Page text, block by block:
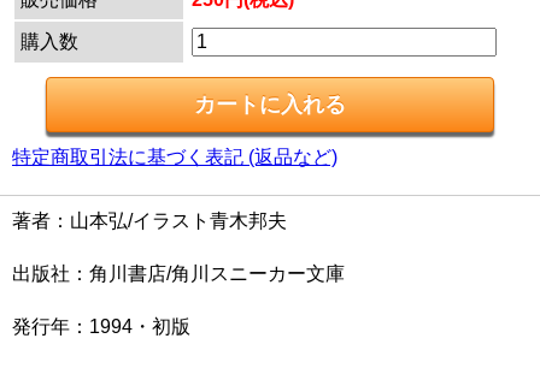
購入数
特定商取引法に基づく表記 (返品など)
著者：山本弘/イラスト青木邦夫
出版社：角川書店/角川スニーカー文庫
発行年：1994・初版